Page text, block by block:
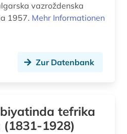
vazroždenska
1957. Mehr Informationen
Zur Datenbank
tefrika
1928)